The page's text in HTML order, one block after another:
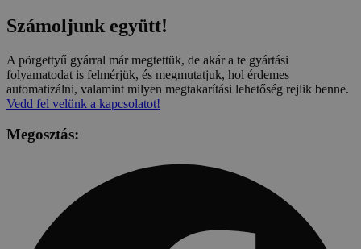
Számoljunk együtt!
A pörgettyű gyárral már megtettük, de akár a te gyártási
folyamatodat is felmérjük, és megmutatjuk, hol érdemes
automatizálni, valamint milyen megtakarítási lehetőség rejlik benne.
Vedd fel velünk a kapcsolatot!
Megosztás: